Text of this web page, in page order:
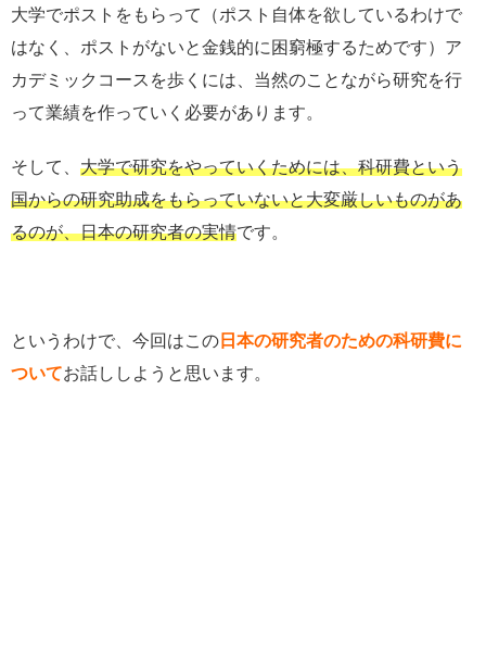
大学でポストをもらって（ポスト自体を欲しているわけで
はなく、ポストがないと金銭的に困窮極するためです）ア
カデミックコースを歩くには、当然のことながら研究を行
って業績を作っていく必要があります。
そして、 大学で研究をやっていくためには、科研費という
国からの研究助成をもらっていないと大変厳しいものがあ
るのが、日本の研究者の実情です。
というわけで、今回はこの 日本の研究者のための科研費に
ついてお話ししようと思います。